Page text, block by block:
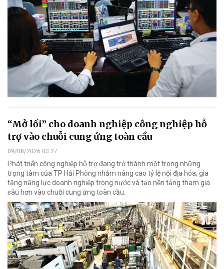
“Mở lối” cho doanh nghiệp công nghiệp hỗ
trợ vào chuỗi cung ứng toàn cầu
09/08/2026 03:27
Phát triển công nghiệp hỗ trợ đang trở thành một trong những
trọng tâm của TP Hải Phòng nhằm nâng cao tỷ lệ nội địa hóa, gia
tăng năng lực doanh nghiệp trong nước và tạo nền tảng tham gia
sâu hơn vào chuỗi cung ứng toàn cầu.